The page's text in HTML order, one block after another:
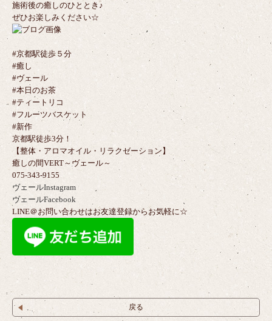
施術後の癒しのひととき♪
ぜひお楽しみください☆
#京都駅徒歩５分
#癒し
#ヴェール
#本日のお茶
#ティートリコ
#フルーツバスケット
#新作
京都駅徒歩3分！
【整体・アロマオイル・リラクゼーション】
癒しの間VERT～ヴェール～
075-343-9155
ヴェールInstagram
ヴェールFacebook
LINE＠お問い合わせはお友達登録からお気軽に☆
戻る